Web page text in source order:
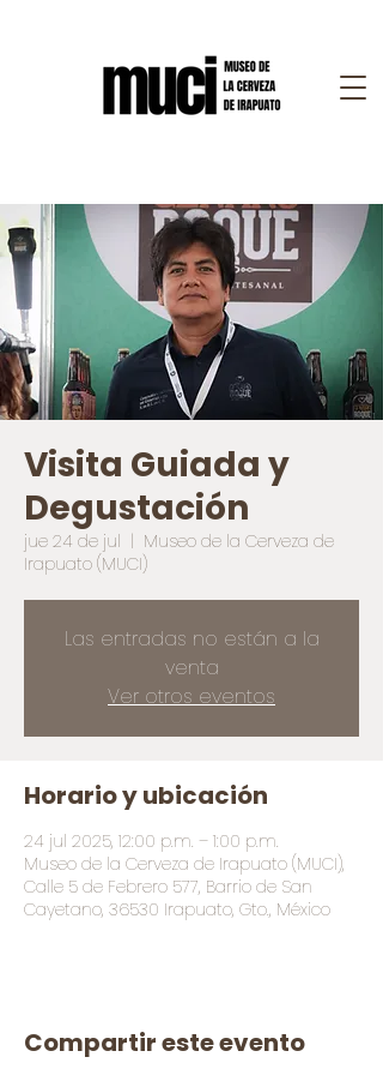
Visita Guiada y
Degustación
jue 24 de jul
  |
Museo de la Cerveza de
Irapuato (MUCI)
Las entradas no están a la
venta
Ver otros eventos
Horario y ubicación
24 jul 2025, 12:00 p.m. – 1:00 p.m.
Museo de la Cerveza de Irapuato (MUCI),
Calle 5 de Febrero 577, Barrio de San
Cayetano, 36530 Irapuato, Gto., México
Compartir este evento